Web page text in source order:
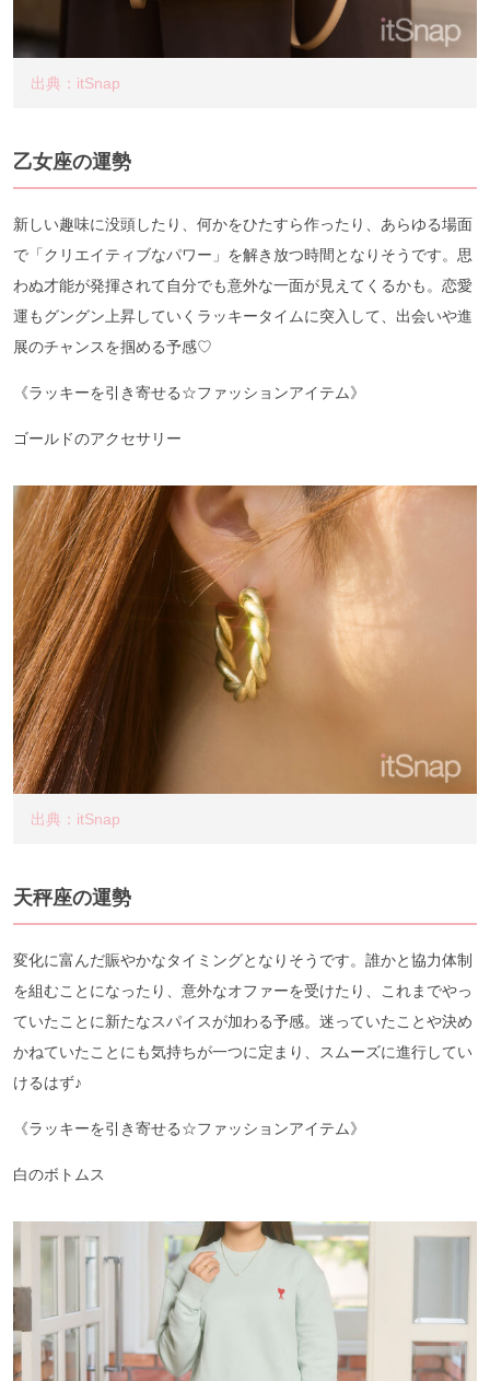
出典：itSnap
乙女座の運勢
新しい趣味に没頭したり、何かをひたすら作ったり、あらゆる場面
で「クリエイティブなパワー」を解き放つ時間となりそうです。思
わぬ才能が発揮されて自分でも意外な一面が見えてくるかも。恋愛
運もグングン上昇していくラッキータイムに突入して、出会いや進
展のチャンスを掴める予感♡
《ラッキーを引き寄せる☆ファッションアイテム》
ゴールドのアクセサリー
出典：itSnap
天秤座の運勢
変化に富んだ賑やかなタイミングとなりそうです。誰かと協力体制
を組むことになったり、意外なオファーを受けたり、これまでやっ
ていたことに新たなスパイスが加わる予感。迷っていたことや決め
かねていたことにも気持ちが一つに定まり、スムーズに進行してい
けるはず♪
《ラッキーを引き寄せる☆ファッションアイテム》
白のボトムス